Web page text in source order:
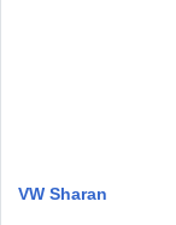
VW Sharan